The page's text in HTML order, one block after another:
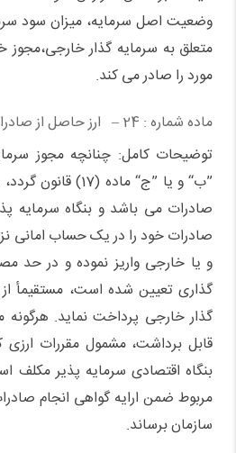
وضعیت اصل سرمایه، میزان سود
متعلق به سرمایه گذار
مورد را صادر می کند.
ماده شماره : 24 – ارز حاصل از صادرات ، سرمایه گذار خارجی
توضیحات کامل: چنانچه مجوز
”ب“ و یا ”ج“ ماده
صادرات می باشد و بنگاه سرمایه
صادرات خود را در یک حساب امانی
و یا خارجی واریز نموده و در حد
گذاری تعیین شده است، مستقیمأ
گذار خارجی پرداخت نماید. هرگونه
قابل برداشت،‌ مشمول مقررات
بنگاه اقتصادی سرمایه پذیر
مربوط ضمن ارایه گواهی انجام
سازمان برساند.